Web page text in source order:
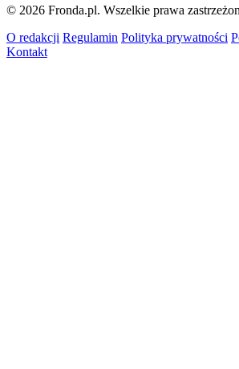
© 2026 Fronda.pl. Wszelkie prawa
O redakcji Regulamin Polityka prywatności
Kontakt